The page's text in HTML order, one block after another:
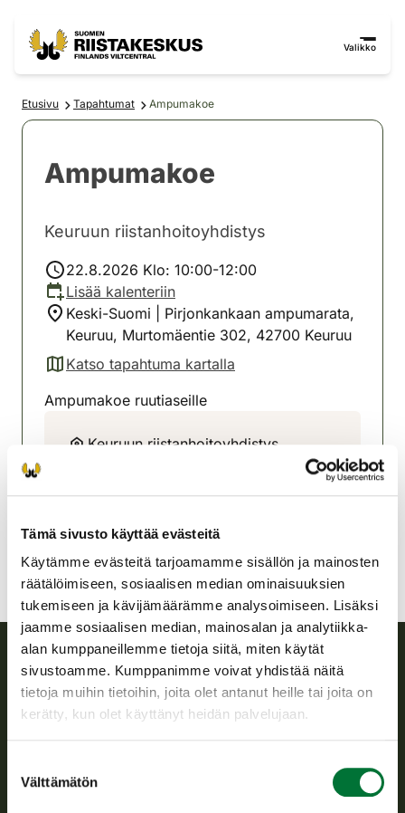
Tämä sivusto käyttää evästeitä
Käytämme evästeitä tarjoamamme sisällön ja mainosten
räätälöimiseen, sosiaalisen median ominaisuuksien
tukemiseen ja kävijämäärämme analysoimiseen. Lisäksi
jaamme sosiaalisen median, mainosalan ja analytiikka-
alan kumppaneillemme tietoja siitä, miten käytät
sivustoamme. Kumppanimme voivat yhdistää näitä
tietoja muihin tietoihin, joita olet antanut heille tai joita on
kerätty, kun olet käyttänyt heidän palvelujaan.
valinta
Välttämätön
Valikko
Etusivu Tapahtumat Ampumakoe
Ampumakoe
Keuruun riistanhoitoyhdistys
22.8.2026 Klo: 10:00-12:00
Lisää kalenteriin
Keski-Suomi | Pirjonkankaan ampumarata,
Keuruu, Murtomäentie 302, 42700 Keuruu
Katso tapahtuma kartalla
(avautuu uuteen välilehteen)
Ampumakoe ruutiaseille
Keuruun riistanhoitoyhdistys
Suomen riistakeskus
toimeenpanosta sekä vastaa sille säädetyistä julkisista
hallintotehtävistä.